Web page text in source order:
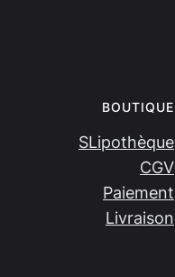
BOUTIQUE
SLipothèque
CGV
Paiement
Livraison